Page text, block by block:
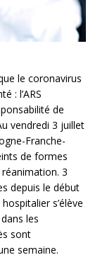
le coronavirus
: l’ARS
de
vendredi 3 juillet
Franche-
de formes
3
depuis le début
s’élève
les
sont
semaine.